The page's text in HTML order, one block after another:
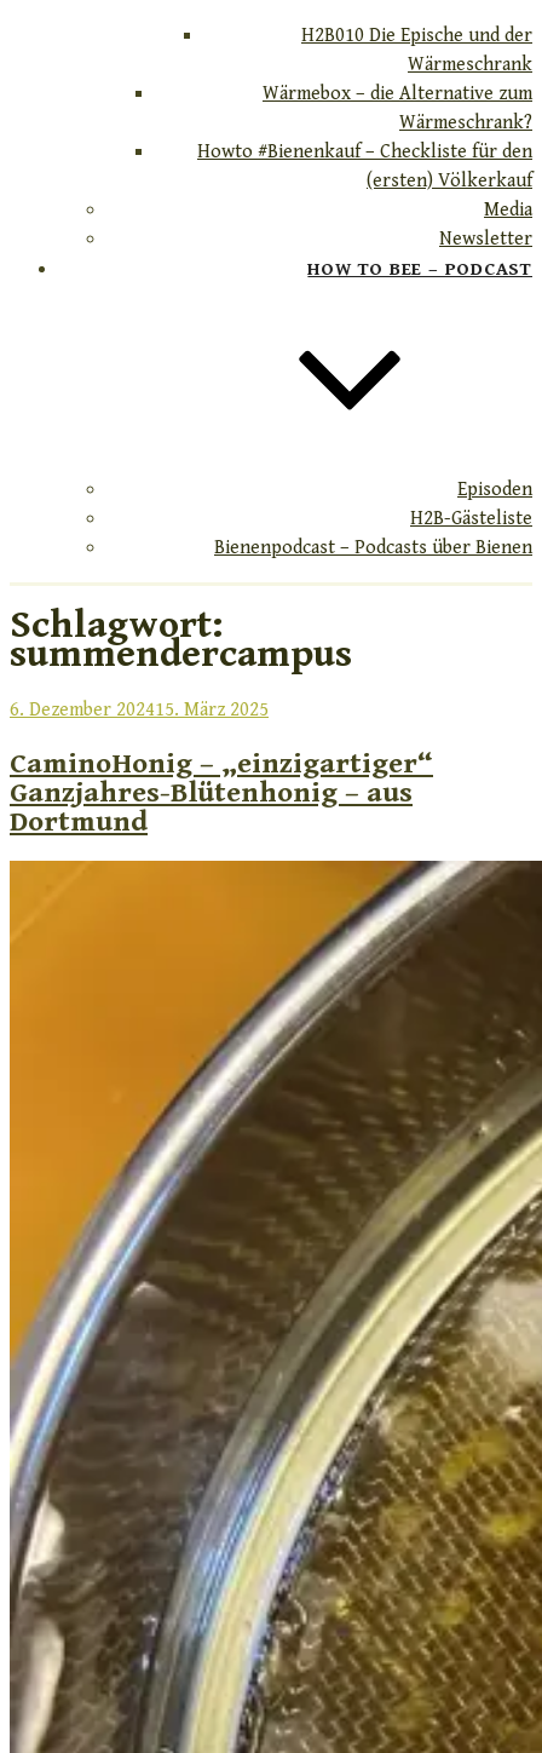
H2B010 Die Epische und der
Wärmeschrank
Wärmebox – die Alternative zum
Wärmeschrank?
Howto #Bienenkauf – Checkliste für den
(ersten) Völkerkauf
Media
Newsletter
HOW TO BEE – PODCAST
Episoden
H2B-Gästeliste
Bienenpodcast – Podcasts über Bienen
Schlagwort:
summendercampus
Veröffentlicht
6. Dezember 202415. März 2025
CaminoHonig – „einzigartiger“
Ganzjahres-Blütenhonig – aus
Dortmund